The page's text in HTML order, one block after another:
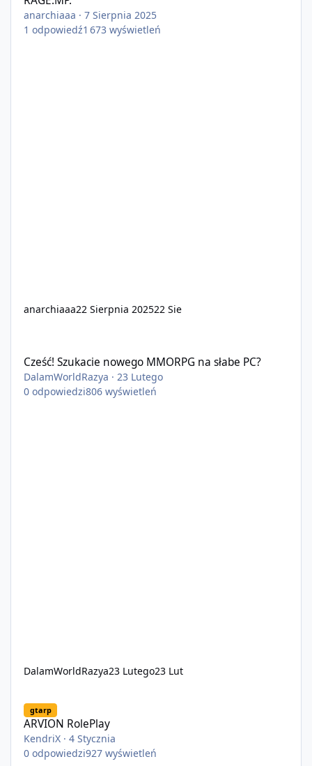
anarchiaaa ·7 Sierpnia 2025
1 odpowiedź1 673 wyświetleń
anarchiaaa22 Sierpnia 202522 Sie
Cześć! Szukacie nowego MMORPG na słabe PC?
DalamWorldRazya ·23 Lutego
0 odpowiedzi806 wyświetleń
DalamWorldRazya23 Lutego23 Lut
gtarp
ARVION RolePlay
KendriX ·4 Stycznia
0 odpowiedzi927 wyświetleń